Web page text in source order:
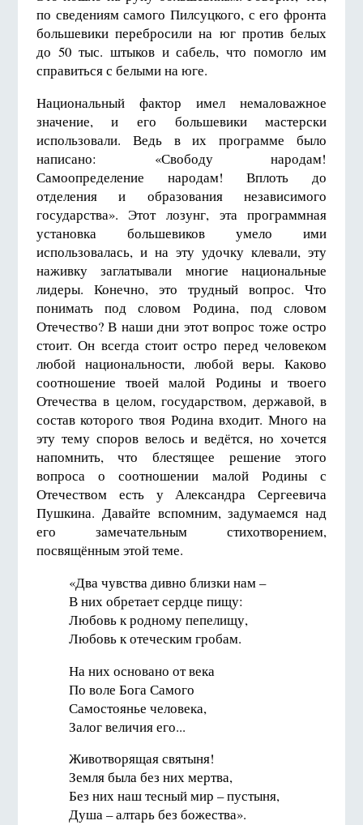
по сведениям самого Пилсуцкого, с его фронта
большевики перебросили на юг против белых
до 50 тыс. штыков и сабель, что помогло им
справиться с белыми на юге.
Национальный фактор имел немаловажное
значение, и его большевики мастерски
использовали. Ведь в их программе было
написано: «Свободу народам!
Самоопределение народам! Вплоть до
отделения и образования независимого
государства». Этот лозунг, эта программная
установка большевиков умело ими
использовалась, и на эту удочку клевали, эту
наживку заглатывали многие национальные
лидеры. Конечно, это трудный вопрос. Что
понимать под словом Родина, под словом
Отечество? В наши дни этот вопрос тоже остро
стоит. Он всегда стоит остро перед человеком
любой национальности, любой веры. Каково
соотношение твоей малой Родины и твоего
Отечества в целом, государством, державой, в
состав которого твоя Родина входит. Много на
эту тему споров велось и ведётся, но хочется
напомнить, что блестящее решение этого
вопроса о соотношении малой Родины с
Отечеством есть у Александра Сергеевича
Пушкина. Давайте вспомним, задумаемся над
его замечательным стихотворением,
посвящённым этой теме.
«Два чувства дивно близки нам –
В них обретает сердце пищу:
Любовь к родному пепелищу,
Любовь к отеческим гробам.
На них основано от века
По воле Бога Самого
Самостоянье человека,
Залог величия его...
Животворящая святыня!
Земля была без них мертва,
Без них наш тесный мир – пустыня,
Душа – алтарь без божества».